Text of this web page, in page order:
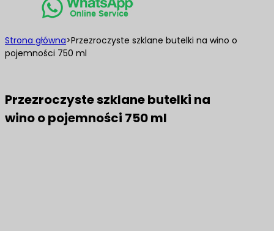
Strona główna>Przezroczyste szklane butelki na wino o
pojemności 750 ml
Przezroczyste szklane butelki na
wino o pojemności 750 ml